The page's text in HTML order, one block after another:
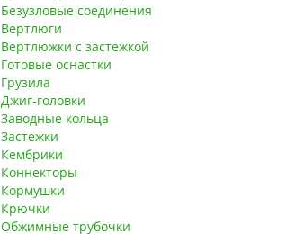
Безузловые соединения
Вертлюги
Вертлюжки с застежкой
Готовые оснастки
Грузила
Джиг-головки
Заводные кольца
Застежки
Кембрики
Коннекторы
Кормушки
Крючки
Обжимные трубочки